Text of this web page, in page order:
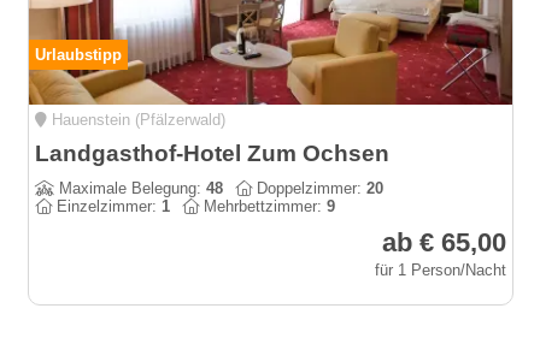
Urlaubstipp
Hauenstein (Pfälzerwald)
Landgasthof-Hotel Zum Ochsen
Maximale Belegung:48 Doppelzimmer:20
Einzelzimmer:1 Mehrbettzimmer:9
ab € 65,00
für 1 Person/Nacht